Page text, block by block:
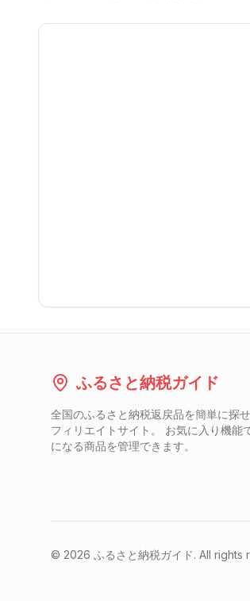
ふるさと納税ガイド
全国のふるさと納税返戻品を簡単に探
フィリエイトサイト。 お気に入り機能
になる商品を管理できます。
© 2026 ふるさと納税ガイド. All rights